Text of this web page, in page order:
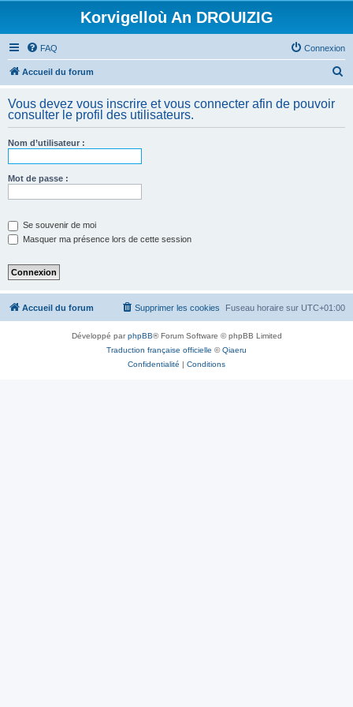
Korvigelloù An DROUIZIG
FAQ Connexion
Accueil du forum
h
Vous devez vous inscrire et vous connecter afin de pouvoir
consulter le profil des utilisateurs.
Nom d’utilisateur :
Mot de passe :
Se souvenir de moi
Masquer ma présence lors de cette session
Accueil du forum Fuseau horaire sur UTC+01:00
Supprimer les cookies
Développé parphpBB® Forum Software © phpBB Limited
Traduction française officielle ©Qiaeru
Confidentialité | Conditions